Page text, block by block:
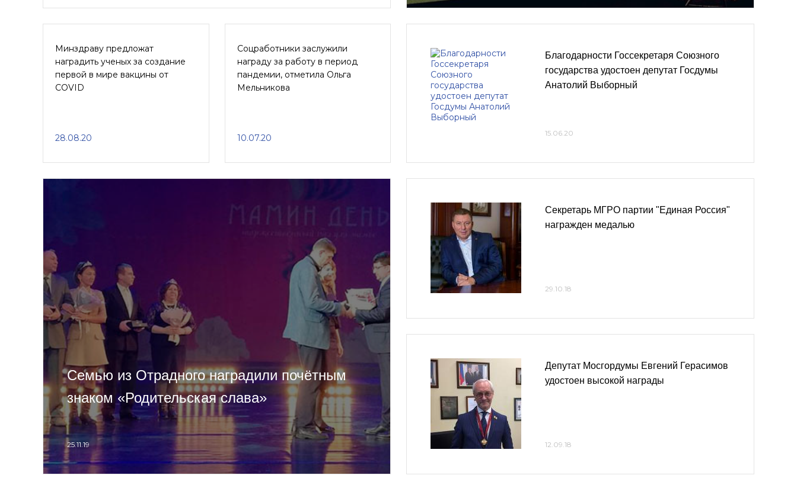
Минздраву предложат
наградить ученых за создание
первой в мире вакцины от
COVID
28.08.20
Соцработники заслужили
награду за работу в период
пандемии, отметила Ольга
Мельникова
10.07.20
Благодарности Госсекретаря Союзного
государства удостоен депутат Госдумы
Анатолий Выборный
15.06.20
Семью из Отрадного наградили почётным
знаком «Родительская слава»
25.11.19
Секретарь МГРО партии "Единая Россия"
награжден медалью
29.10.18
Депутат Мосгордумы Евгений Герасимов
удостоен высокой награды
12.09.18